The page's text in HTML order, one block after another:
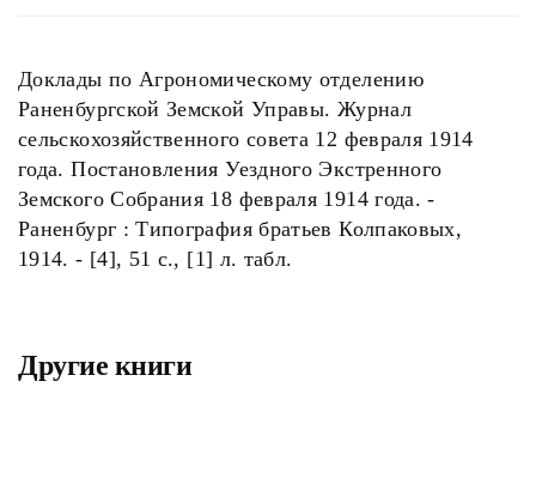
Доклады по Агрономическому отделению
Раненбургской Земской Управы. Журнал
сельскохозяйственного совета 12 февраля 1914
года. Постановления Уездного Экстренного
Земского Собрания 18 февраля 1914 года. -
Раненбург : Типография братьев Колпаковых,
1914. - [4], 51 с., [1] л. табл.
Другие книги